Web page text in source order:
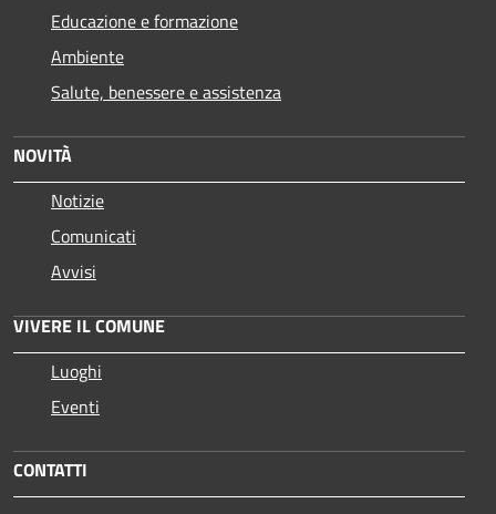
Educazione e formazione
Ambiente
Salute, benessere e assistenza
NOVITÀ
Notizie
Comunicati
Avvisi
VIVERE IL COMUNE
Luoghi
Eventi
CONTATTI